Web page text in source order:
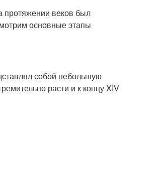
протяжении веков был
основные этапы
собой небольшую
расти и к концу XIV